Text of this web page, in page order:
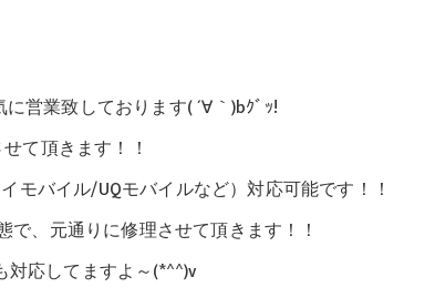
営業致しております( ´∀｀)bｸﾞｯ!
て頂きます！！
バイル/UQモバイルなど）対応可能です！！
、元通りに修理させて頂きます！！
対応してますよ～(*^^)v